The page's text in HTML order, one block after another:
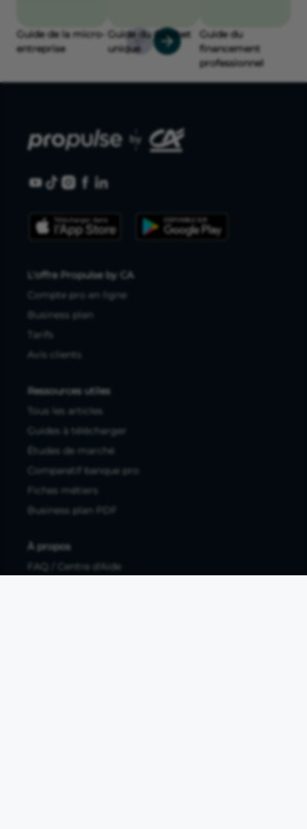
Guide de la micro-
entreprise
Guide du Guichet
unique
Guide du
financement
professionnel
L'offre Propulse by CA
Compte pro en ligne
Business plan
Tarifs
Avis clients
Ressources utiles
Tous les articles
Guides à télécharger
Études de marché
Comparatif banque pro
Fiches métiers
Business plan PDF
À propos
FAQ / Centre d'Aide